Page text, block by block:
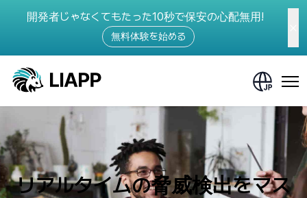
開発者じゃなくてもたった10秒で保安の心配無用!
無料体験を始める
リアルタイムの脅威検出をマス